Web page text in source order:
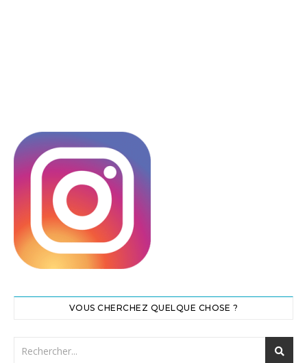
VOUS CHERCHEZ QUELQUE CHOSE ?